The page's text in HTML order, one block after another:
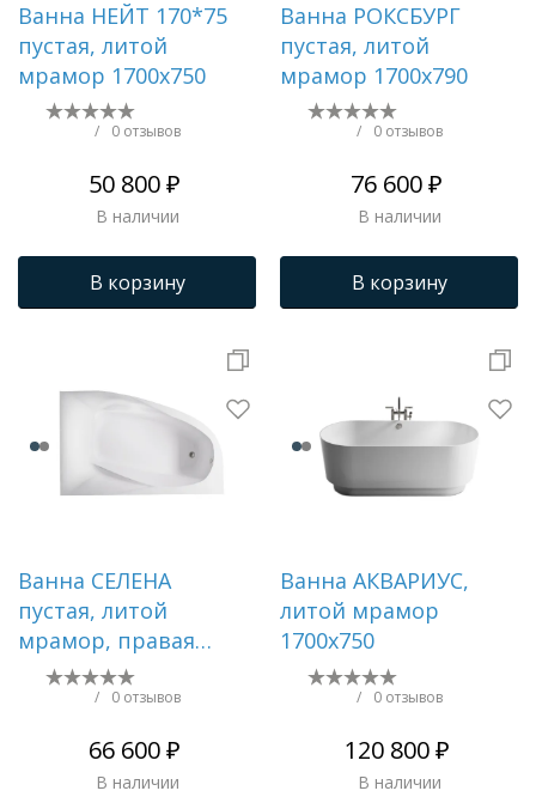
Зеркала
Душевые поддоны
Трапы для душевых
Ванна НЕЙТ 170*75
пустая, литой
мрамор 1700х750
/ 0 отзывов
50 800 ₽
В наличии
В корзину
Ванна РОКСБУРГ
пустая, литой
мрамор 1700х790
/ 0 отзывов
76 600 ₽
В наличии
В корзину
Ванна СЕЛЕНА
пустая, литой
мрамор, правая
1700х1000
/ 0 отзывов
66 600 ₽
В наличии
Ванна АКВАРИУС,
литой мрамор
1700х750
/ 0 отзывов
120 800 ₽
В наличии